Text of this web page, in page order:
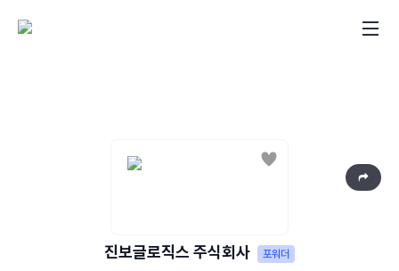
좋아요
진보글로직스 주식회사 포워더